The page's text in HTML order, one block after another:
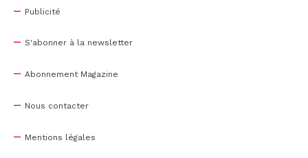
Publicité
S'abonner à la newsletter
Abonnement Magazine
Nous contacter
Mentions légales